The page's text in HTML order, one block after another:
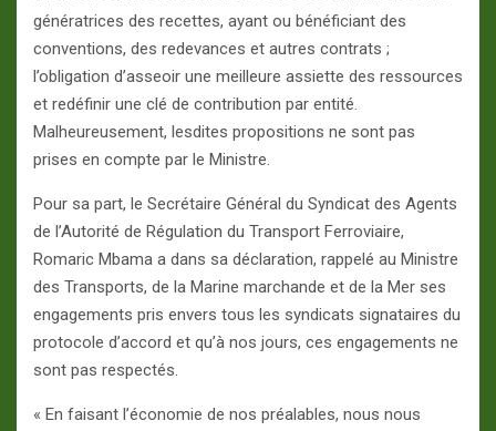
génératrices des recettes, ayant ou bénéficiant des
conventions, des redevances et autres contrats ;
l’obligation d’asseoir une meilleure assiette des ressources
et redéfinir une clé de contribution par entité.
Malheureusement, lesdites propositions ne sont pas
prises en compte par le Ministre.
Pour sa part, le Secrétaire Général du Syndicat des Agents
de l’Autorité de Régulation du Transport Ferroviaire,
Romaric Mbama a dans sa déclaration, rappelé au Ministre
des Transports, de la Marine marchande et de la Mer ses
engagements pris envers tous les syndicats signataires du
protocole d’accord et qu’à nos jours, ces engagements ne
sont pas respectés.
« En faisant l’économie de nos préalables, nous nous